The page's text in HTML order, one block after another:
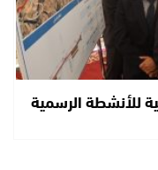
للأنشطة الرسمية